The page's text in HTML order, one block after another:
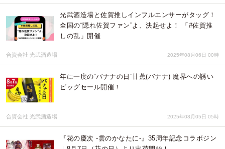
光武酒造場と佐賀推しインフルエンサーがタッグ！
全国の“隠れ佐賀ファン”よ、決起せよ！ 「#佐賀推
しの乱」開催
合資会社 光武酒造場 2025年08月06日 00時
年に一度の“バナナの日”甘蕉(バナナ) 魔界への誘い
ビッグセール開催！
合資会社 光武酒造場 2025年08月05日 05時
『花の慶次 -雲のかなたに-』35周年記念コラボジン